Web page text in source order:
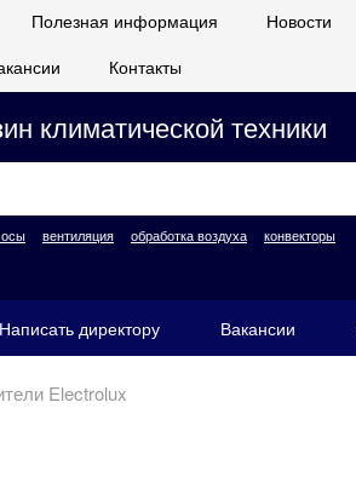
Полезная информация
Новости
Контакты
климатической техники
вентиляция обработка воздуха конвекторы
Написать директору Вакансии
Electrolux